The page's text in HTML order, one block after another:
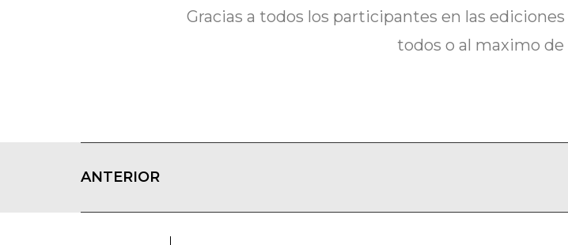
Gracias a todos los participantes en las
todos o al maximo de
ANTERIOR